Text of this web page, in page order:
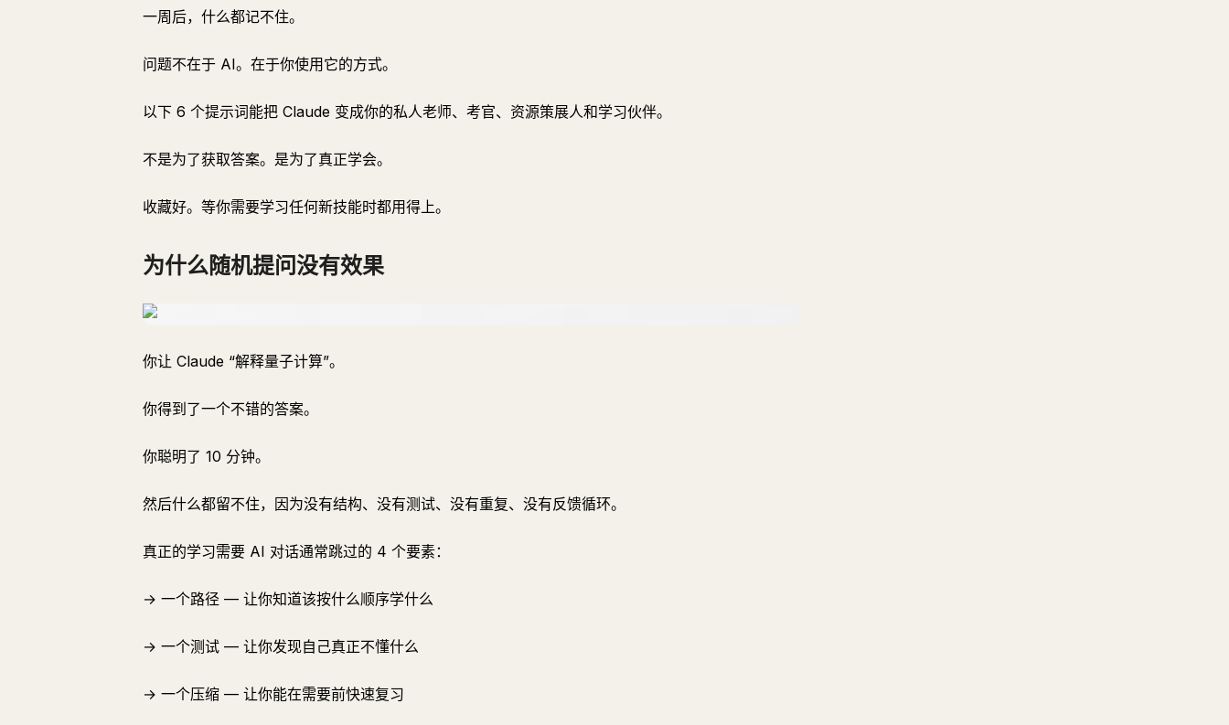
一周后，什么都记不住。
问题不在于 AI。在于你使用它的方式。
以下 6 个提示词能把 Claude 变成你的私人老师、考官、资源策展人和学习伙伴。
不是为了获取答案。是为了真正学会。
收藏好。等你需要学习任何新技能时都用得上。
为什么随机提问没有效果
你让 Claude “解释量子计算”。
你得到了一个不错的答案。
你聪明了 10 分钟。
然后什么都留不住，因为没有结构、没有测试、没有重复、没有反馈循环。
真正的学习需要 AI 对话通常跳过的 4 个要素：
→ 一个路径 — 让你知道该按什么顺序学什么
→ 一个测试 — 让你发现自己真正不懂什么
→ 一个压缩 — 让你能在需要前快速复习